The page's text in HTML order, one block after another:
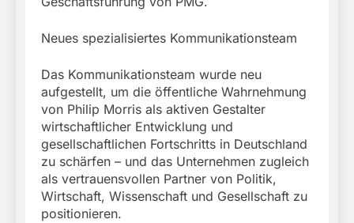
Neues spezialisiertes Kommunikationsteam
Das Kommunikationsteam wurde neu
aufgestellt, um die öffentliche Wahrnehmung
von Philip Morris als aktiven Gestalter
wirtschaftlicher Entwicklung und
gesellschaftlichen Fortschritts in Deutschland
zu schärfen – und das Unternehmen zugleich
als vertrauensvollen Partner von Politik,
Wirtschaft, Wissenschaft und Gesellschaft zu
positionieren.